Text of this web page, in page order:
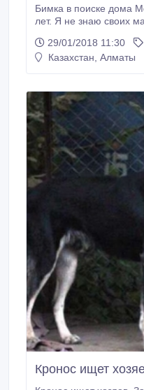
Бимка в поиске дома Моё имя
лет. Я не знаю своих маму и папу,
отлично буду
частном доме, внутри дома. С другими собаками и
29/01/2018 11:30
Казахстан, Алматы
Кронос ищет